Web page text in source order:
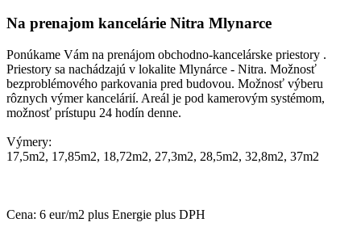
Na prenajom kancelárie Nitra Mlynarce
Ponúkame Vám na prenájom obchodno-kancelárske priestory .
Priestory sa nachádzajú v lokalite Mlynárce - Nitra. Možnosť
bezproblémového parkovania pred budovou. Možnosť výberu
rôznych výmer kancelárií. Areál je pod kamerovým systémom,
možnosť prístupu 24 hodín denne.
Výmery:
17,5m2, 17,85m2, 18,72m2, 27,3m2, 28,5m2, 32,8m2, 37m2
Cena: 6 eur/m2 plus Energie plus DPH